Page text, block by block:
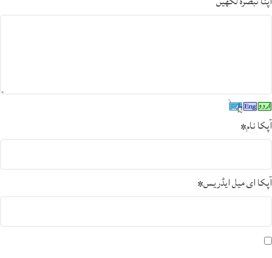
آپکا نام*
آپکا ای میل ایڈریس*